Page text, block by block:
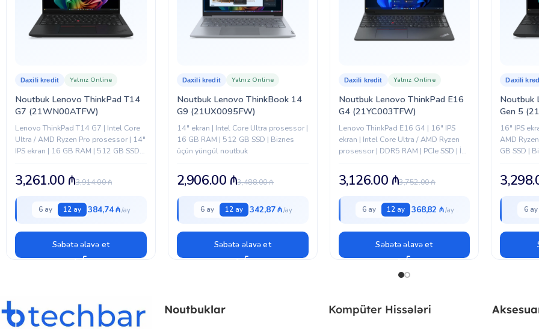
Noutbuk Lenovo ThinkPad T14
G7 (21WN00ATFW)
Daxili kredit Yalnız Online
Lenovo ThinkPad T14 G7 | Intel Core
Ultra / AMD Ryzen Pro prosessor | 14″
IPS ekran | 16 GB RAM | 512 GB SSD |
3,914.00₼
3,261.00 ₼
6 ay 12 ay 384,74 ₼
Səbətə əlavə et
Noutbuk Lenovo ThinkBook 14
G9 (21UX0095FW)
Daxili kredit Yalnız Online
14″ ekran | Intel Core Ultra prosessor |
16 GB RAM | 512 GB SSD | Biznes
üçün yüngül noutbuk
3,488.00₼
2,906.00 ₼
6 ay 12 ay 342,87 ₼
Səbətə əlavə et
Noutbuk Lenovo ThinkPad E16
G4 (21YC003TFW)
Daxili kredit Yalnız Online
Lenovo ThinkPad E16 G4 | 16″ IPS
ekran | Intel Core Ultra / AMD Ryzen
prosessor | DDR5 RAM | PCIe SSD | İş
3,752.00₼
3,126.00 ₼
6 ay 12 ay 368,82 ₼
Səbətə əlavə et
Noutbuk
Gen 5
Daxili
16″ IPS
AMD
GB SSD |
6 ay
Noutbuklar Kompüter Hissələri